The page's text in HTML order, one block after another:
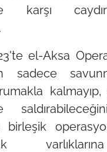
karşı
el-Aksa
sadece
kalmayıp,
birleşik